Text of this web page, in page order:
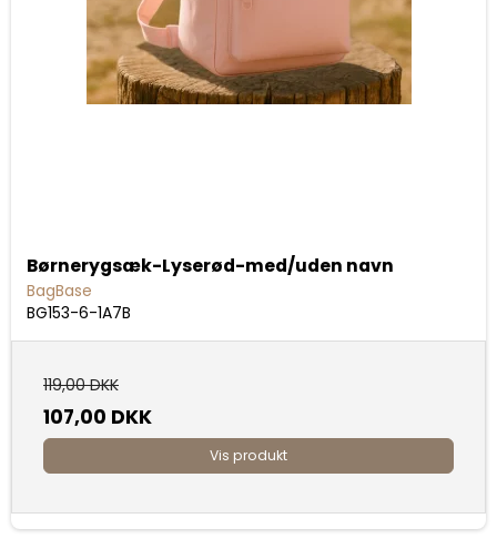
Børnerygsæk-Lyserød-med/uden navn
BagBase
BG153-6-1A7B
119,00 DKK
107,00 DKK
Vis produkt